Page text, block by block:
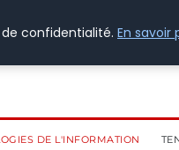
DE L'INFORMATION
confidentialité. En savoir